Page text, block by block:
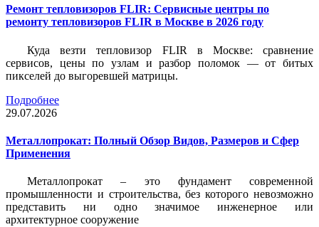
Ремонт тепловизоров FLIR: Сервисные центры по
ремонту тепловизоров FLIR в Москве в 2026 году
Куда везти тепловизор FLIR в Москве: сравнение
сервисов, цены по узлам и разбор поломок — от битых
пикселей до выгоревшей матрицы.
Подробнее
29.07.2026
Металлопрокат: Полный Обзор Видов, Размеров и Сфер
Применения
Металлопрокат – это фундамент современной
промышленности и строительства, без которого невозможно
представить ни одно значимое инженерное или
архитектурное сооружение